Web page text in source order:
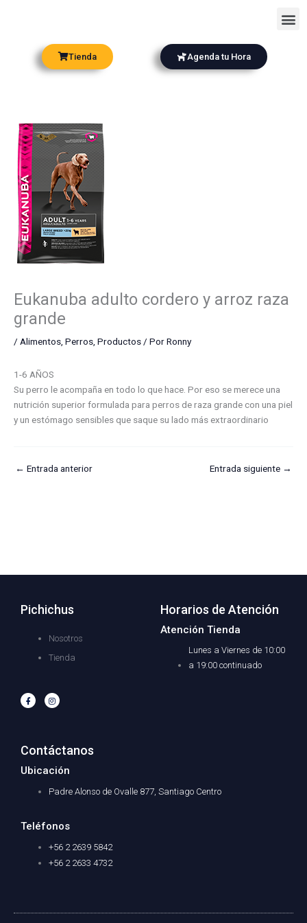
Tienda Agenda tu Hora
Eukanuba adulto cordero y arroz raza
grande
/ Alimentos Perros Productos / PorRonny
1-6 AÑOS
Su perro le acompaña en todo lo que hace. Por eso se merece una
nutrición superior formulada para perros de raza grande con una piel
y un estómago sensibles que saque su lado más extraordinario
← Entrada anterior Entrada siguiente →
Pichichus
Nosotros
Tienda
F
a
k
-
I
n
a
m
Horarios de Atención
Atención Tienda
Lunes a Viernes de 10:00
a 19:00 continuado
Contáctanos
Ubicación
Padre Alonso de Ovalle 877, Santiago Centro
Teléfonos
+56 2 2639 5842
+56 2 2633 4732